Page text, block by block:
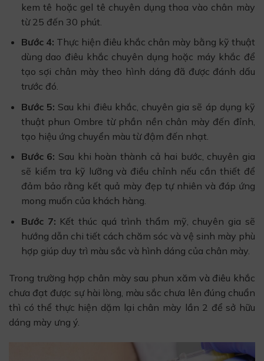
kem tê hoặc gel tê chuyên dụng thoa vào chân mày
từ 25 đến 30 phút.
Bước 4: Thực hiện điêu khắc chân mày bằng kỹ thuật
dùng dao điêu khắc chuyên dụng hoặc máy khắc để
tạo sợi chân mày theo hình dáng đã được đánh dấu
trước đó.
Bước 5: Sau khi điêu khắc, chuyên gia sẽ áp dụng kỹ
thuật phun Ombre từ phần nền chân mày đến đỉnh,
tạo hiệu ứng chuyển màu từ đậm đến nhạt.
Bước 6: Sau khi hoàn thành cả hai bước, chuyên gia
sẽ kiểm tra kỹ lưỡng và điều chỉnh nếu cần thiết để
đảm bảo rằng kết quả mày đẹp tự nhiên và đáp ứng
mong muốn của khách hàng.
Bước 7: Kết thúc quá trình thẩm mỹ, chuyên gia sẽ
hướng dẫn chi tiết cách chăm sóc và vệ sinh mày phù
hợp giúp duy trì màu sắc và hình dáng của chân mày.
Trong trường hợp chân mày sau phun xăm và điêu khắc
chưa đạt được sự hài lòng, màu sắc chưa lên đúng chuẩn
thì có thể thực hiện dặm lại chân mày lần 2 để sở hữu
dáng mày ưng ý.